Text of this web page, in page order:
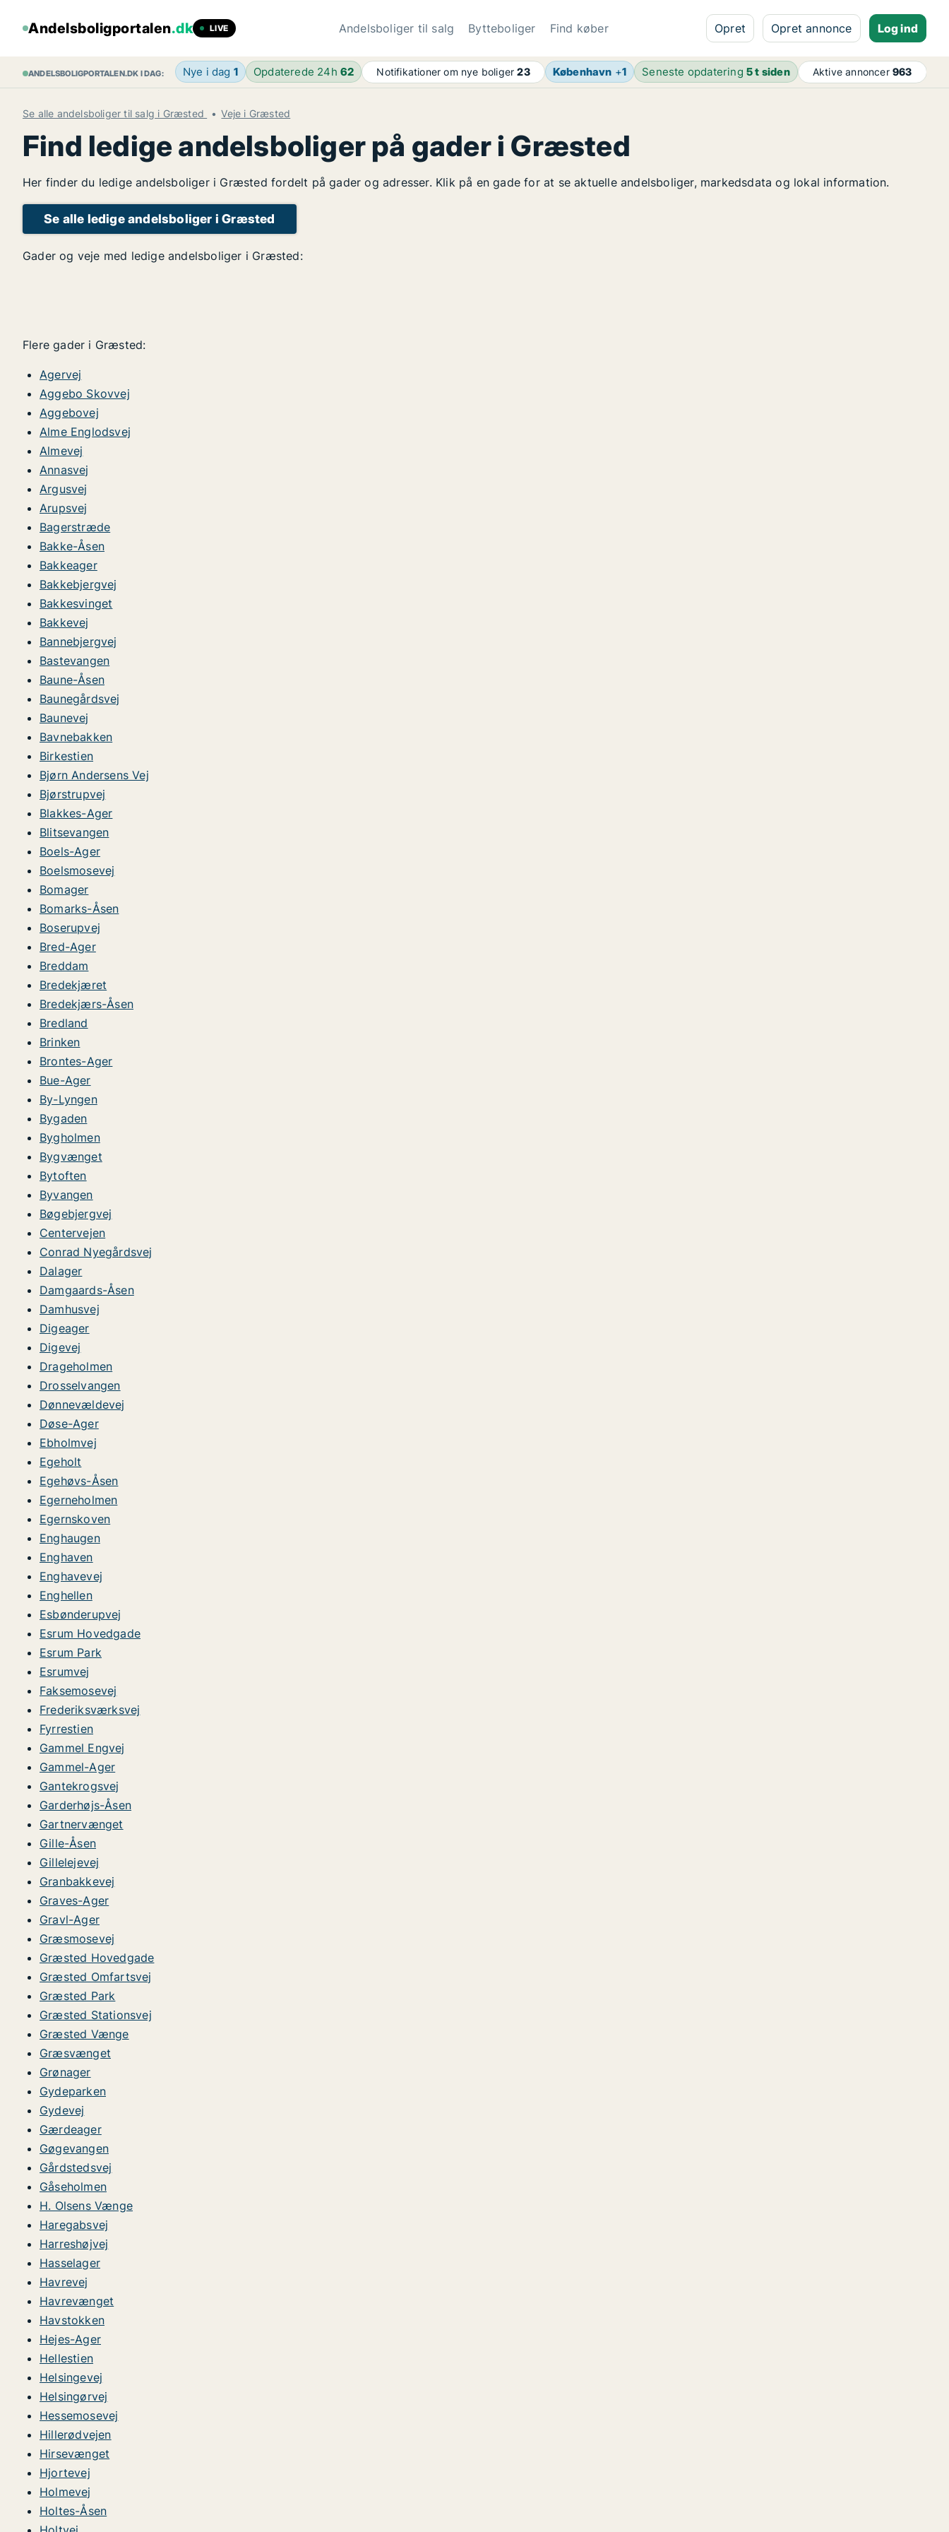
Andelsboligportalen.dk LIVE Andelsboliger til salg Bytteboliger Find køber Opret Opret annonce Log ind
ANDELSBOLIGPORTALEN.DK I DAG: Nye i dag 1 Opdaterede 24h62 Notifikationer om nye boliger23 København +1 Seneste opdatering5 t siden Aktive annoncer963
Se alle andelsboliger til salg i Græsted Veje i Græsted
Find ledige andelsboliger på gader i Græsted
Her finder du ledige andelsboliger i Græsted fordelt på gader og adresser. Klik på en gade for at se aktuelle andelsboliger, markedsdata og lokal information.
Se alle ledige andelsboliger i Græsted
Gader og veje med ledige andelsboliger i Græsted:
Flere gader i Græsted:
Agervej
Aggebo Skovvej
Aggebovej
Alme Englodsvej
Almevej
Annasvej
Argusvej
Arupsvej
Bagerstræde
Bakke-Åsen
Bakkeager
Bakkebjergvej
Bakkesvinget
Bakkevej
Bannebjergvej
Bastevangen
Baune-Åsen
Baunegårdsvej
Baunevej
Bavnebakken
Birkestien
Bjørn Andersens Vej
Bjørstrupvej
Blakkes-Ager
Blitsevangen
Boels-Ager
Boelsmosevej
Bomager
Bomarks-Åsen
Boserupvej
Bred-Ager
Breddam
Bredekjæret
Bredekjærs-Åsen
Bredland
Brinken
Brontes-Ager
Bue-Ager
By-Lyngen
Bygaden
Bygholmen
Bygvænget
Bytoften
Byvangen
Bøgebjergvej
Centervejen
Conrad Nyegårdsvej
Dalager
Damgaards-Åsen
Damhusvej
Digeager
Digevej
Drageholmen
Drosselvangen
Dønnevældevej
Døse-Ager
Ebholmvej
Egeholt
Egehøvs-Åsen
Egerneholmen
Egernskoven
Enghaugen
Enghaven
Enghavevej
Enghellen
Esbønderupvej
Esrum Hovedgade
Esrum Park
Esrumvej
Faksemosevej
Frederiksværksvej
Fyrrestien
Gammel Engvej
Gammel-Ager
Gantekrogsvej
Garderhøjs-Åsen
Gartnervænget
Gille-Åsen
Gillelejevej
Granbakkevej
Graves-Ager
Gravl-Ager
Græsmosevej
Græsted Hovedgade
Græsted Omfartsvej
Græsted Park
Græsted Stationsvej
Græsted Vænge
Græsvænget
Grønager
Gydeparken
Gydevej
Gærdeager
Gøgevangen
Gårdstedsvej
Gåseholmen
H. Olsens Vænge
Haregabsvej
Harreshøjvej
Hasselager
Havrevej
Havrevænget
Havstokken
Hejes-Ager
Hellestien
Helsingevej
Helsingørvej
Hessemosevej
Hillerødvejen
Hirsevænget
Hjortevej
Holmevej
Holtes-Åsen